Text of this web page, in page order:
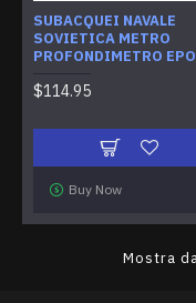
SUBACQUEI NAVALE
SOVIETICA METRO
PROFONDIMETRO
$114.95
Buy Now
Mostra